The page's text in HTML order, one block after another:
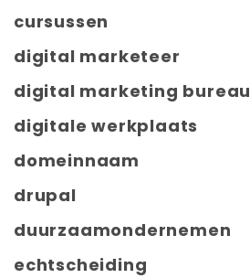
cursussen
digital marketeer
digital marketing bureau
digitale werkplaats
domeinnaam
drupal
duurzaamondernemen
echtscheiding